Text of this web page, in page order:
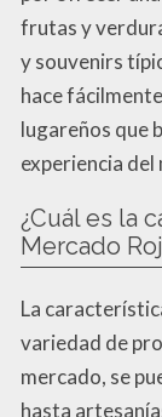
frutas y
y souvenirs
hace
lugareños que
experiencia
¿Cuál es la
Mercado
La
variedad de
mercado, se
hasta